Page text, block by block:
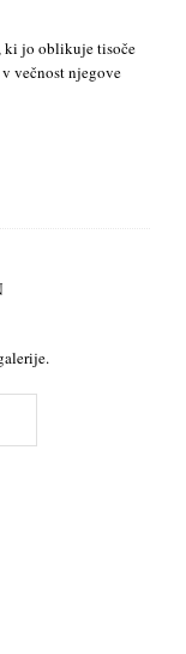
ki jo oblikuje tisoče
večnost njegove